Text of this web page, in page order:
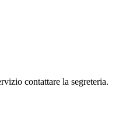
contattare la segreteria.